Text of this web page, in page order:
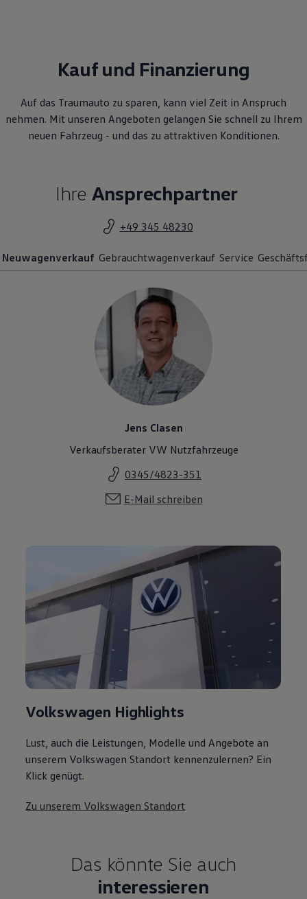
Kauf und Finanzierung
Auf das Traumauto zu sparen, kann viel Zeit in Anspruch
nehmen. Mit unseren Angeboten gelangen Sie schnell zu Ihrem
neuen Fahrzeug - und das zu attraktiven Konditionen.
Ihre Ansprechpartner
+49 345 48230
Neuwagenverkauf Gebrauchtwagenverkauf Service
Jens Clasen
Verkaufsberater VW Nutzfahrzeuge
0345/4823-351
E-Mail schreiben
Volkswagen Highlights
Lust, auch die Leistungen, Modelle und Angebote an
unserem Volkswagen Standort kennenzulernen? Ein
Klick genügt.
Zu unserem Volkswagen Standort
Das könnte Sie auch
interessieren